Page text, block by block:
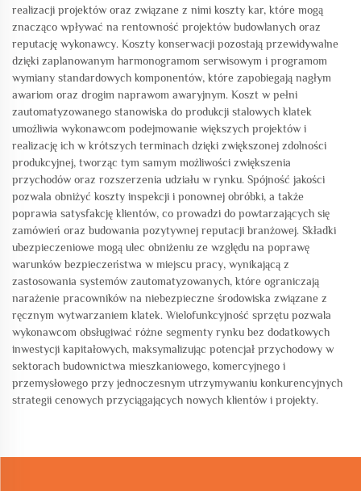
realizacji projektów oraz związane z nimi koszty kar, które mogą
znacząco wpływać na rentowność projektów budowlanych oraz
reputację wykonawcy. Koszty konserwacji pozostają przewidywalne
dzięki zaplanowanym harmonogramom serwisowym i programom
wymiany standardowych komponentów, które zapobiegają nagłym
awariom oraz drogim naprawom awaryjnym. Koszt w pełni
zautomatyzowanego stanowiska do produkcji stalowych klatek
umożliwia wykonawcom podejmowanie większych projektów i
realizację ich w krótszych terminach dzięki zwiększonej zdolności
produkcyjnej, tworząc tym samym możliwości zwiększenia
przychodów oraz rozszerzenia udziału w rynku. Spójność jakości
pozwala obniżyć koszty inspekcji i ponownej obróbki, a także
poprawia satysfakcję klientów, co prowadzi do powtarzających się
zamówień oraz budowania pozytywnej reputacji branżowej. Składki
ubezpieczeniowe mogą ulec obniżeniu ze względu na poprawę
warunków bezpieczeństwa w miejscu pracy, wynikającą z
zastosowania systemów zautomatyzowanych, które ograniczają
narażenie pracowników na niebezpieczne środowiska związane z
ręcznym wytwarzaniem klatek. Wielofunkcyjność sprzętu pozwala
wykonawcom obsługiwać różne segmenty rynku bez dodatkowych
inwestycji kapitałowych, maksymalizując potencjał przychodowy w
sektorach budownictwa mieszkaniowego, komercyjnego i
przemysłowego przy jednoczesnym utrzymywaniu konkurencyjnych
strategii cenowych przyciągających nowych klientów i projekty.